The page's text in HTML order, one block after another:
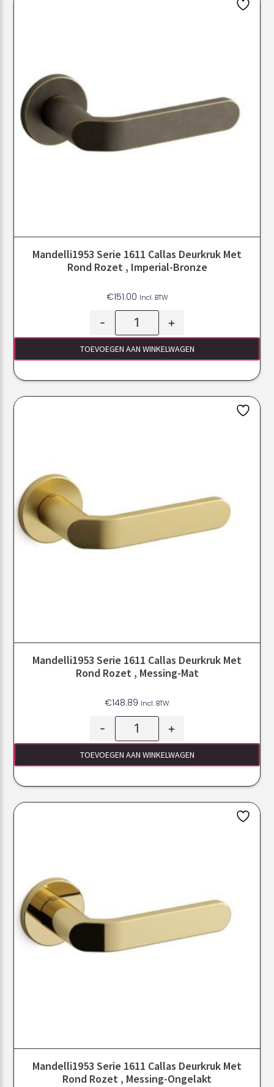
Mandelli1953 Serie 1611 Callas Deurkruk Met
Rond Rozet , Imperial-Bronze
€151.00 Incl. BTW
- +
TOEVOEGEN AAN WINKELWAGEN
Mandelli1953 Serie 1611 Callas Deurkruk Met
Rond Rozet , Messing-Mat
€148.89 Incl. BTW
- +
TOEVOEGEN AAN WINKELWAGEN
Mandelli1953 Serie 1611 Callas Deurkruk Met
Rond Rozet , Messing-Ongelakt